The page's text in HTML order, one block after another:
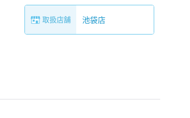
取扱店舗 池袋店